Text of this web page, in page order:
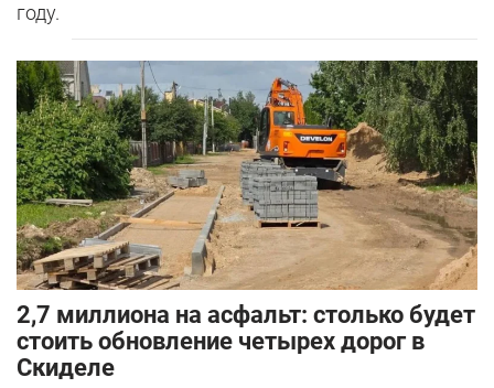
году.
2,7 миллиона на асфальт: столько будет
стоить обновление четырех дорог в
Скиделе